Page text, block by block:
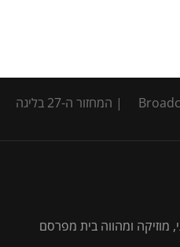
07.03.2025 | המחזור ה-27 בליגה
מוזיקה ומהווה בית מפרסם